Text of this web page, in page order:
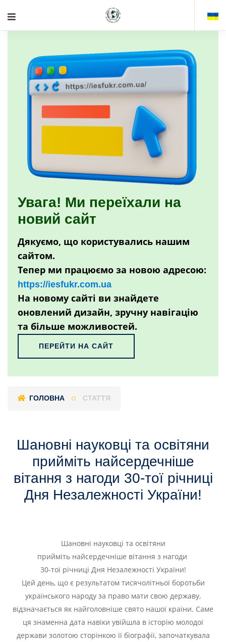
Увага! Ми переїхали на
новий сайт
Дякуємо, що користувались нашим
сайтом.
Тепер ми працюємо за новою адресою:
https://iesfukr.com.ua
На новому сайті ви знайдете
оновлений дизайн, зручну навігацію
та більше можливостей.
ПЕРЕЙТИ НА САЙТ
ГОЛОВНА СТАТТЯ
Шановні науковці та освітяни
прийміть найсердечніше
вітання з нагоди 30-тої річниці
Дня Незалежності України!
Шановні науковці та освітяни
прийміть найсердечніше вітання з нагоди
30-тої річниці Дня Незалежності України!
Цей день, що є результатом тисячолітньої боротьби
українського народу за право мати свою державу,
відзначається як найголовніше свято нашої країни. Саме
ця знаменна дата навіки увійшла в історію молодої
держави золотою сторінкою її біографії, започаткувала